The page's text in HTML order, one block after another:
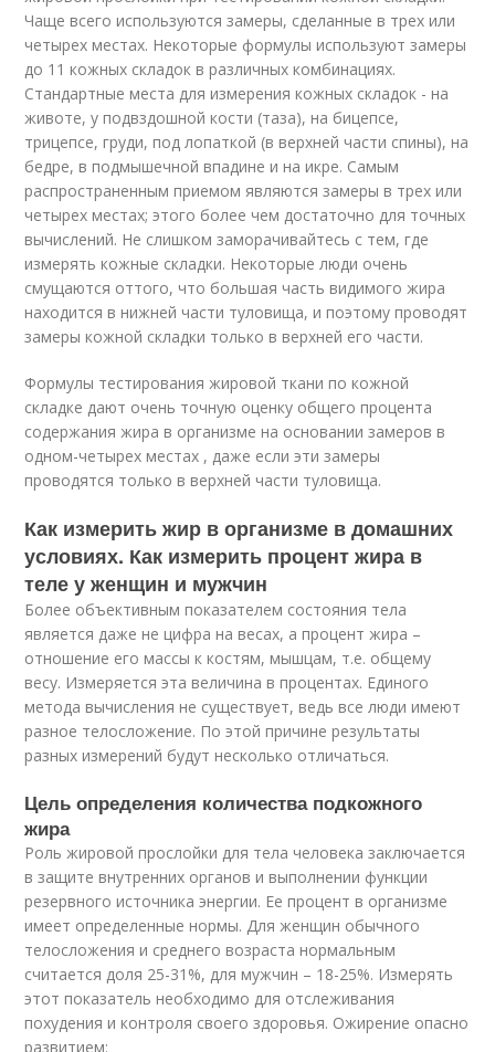
Чаще всего используются замеры, сделанные в трех или
четырех местах. Некоторые формулы используют замеры
до 11 кожных складок в различных комбинациях.
Стандартные места для измерения кожных складок - на
животе, у подвздошной кости (таза), на бицепсе,
трицепсе, груди, под лопаткой (в верхней части спины), на
бедре, в подмышечной впадине и на икре. Самым
распространенным приемом являются замеры в трех или
четырех местах; этого более чем достаточно для точных
вычислений. Не слишком заморачивайтесь с тем, где
измерять кожные складки. Некоторые люди очень
смущаются оттого, что большая часть видимого жира
находится в нижней части туловища, и поэтому проводят
замеры кожной складки только в верхней его части.
Формулы тестирования жировой ткани по кожной
складке дают очень точную оценку общего процента
содержания жира в организме на основании замеров в
одном-четырех местах , даже если эти замеры
проводятся только в верхней части туловища.
Как измерить жир в организме в домашних
условиях. Как измерить процент жира в
теле у женщин и мужчин
Более объективным показателем состояния тела
является даже не цифра на весах, а процент жира –
отношение его массы к костям, мышцам, т.е. общему
весу. Измеряется эта величина в процентах. Единого
метода вычисления не существует, ведь все люди имеют
разное телосложение. По этой причине результаты
разных измерений будут несколько отличаться.
Цель определения количества подкожного
жира
Роль жировой прослойки для тела человека заключается
в защите внутренних органов и выполнении функции
резервного источника энергии. Ее процент в организме
имеет определенные нормы. Для женщин обычного
телосложения и среднего возраста нормальным
считается доля 25-31%, для мужчин – 18-25%. Измерять
этот показатель необходимо для отслеживания
похудения и контроля своего здоровья. Ожирение опасно
развитием: